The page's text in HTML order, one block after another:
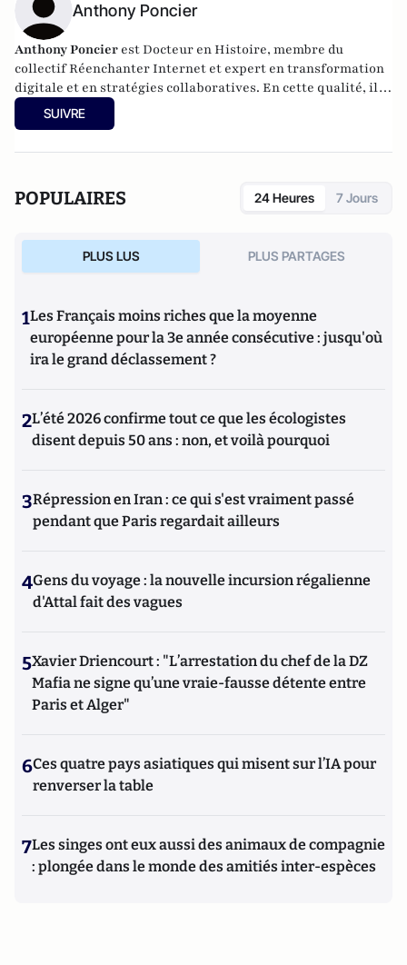
Anthony Poncier
Anthony Poncier est Docteur en Histoire, membre du
collectif Réenchanter Internet et expert en transformation
digitale et en stratégies collaboratives. En cette qualité, il
accompagne les entreprises dans la conception de leurs
stratégies médias sociaux, ainsi que dans la création de
SUIVRE
POPULAIRES 24 Heures 7 Jours
PLUS LUS PLUS PARTAGES
1Les Français moins riches que la moyenne
européenne pour la 3e année consécutive : jusqu'où
ira le grand déclassement ?
2L’été 2026 confirme tout ce que les écologistes
disent depuis 50 ans : non, et voilà pourquoi
3Répression en Iran : ce qui s'est vraiment passé
pendant que Paris regardait ailleurs
4Gens du voyage : la nouvelle incursion régalienne
d'Attal fait des vagues
5Xavier Driencourt : "L’arrestation du chef de la DZ
Mafia ne signe qu’une vraie-fausse détente entre
Paris et Alger"
6Ces quatre pays asiatiques qui misent sur l’IA pour
renverser la table
7Les singes ont eux aussi des animaux de compagnie
: plongée dans le monde des amitiés inter-espèces